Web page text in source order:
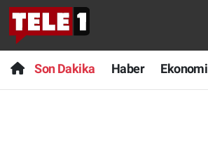
Son Dakika Haber Ekonomi
Anında Manşet
Başka Sohbetler
Son Dakika
Haber
Nöbetçi Eczaneler
Hava Durumu